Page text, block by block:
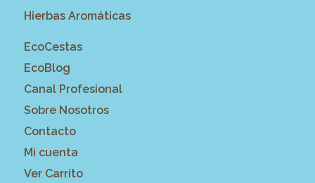
Hierbas Aromáticas
EcoCestas
EcoBlog
Canal Profesional
Sobre Nosotros
Contacto
Mi cuenta
Ver Carrito